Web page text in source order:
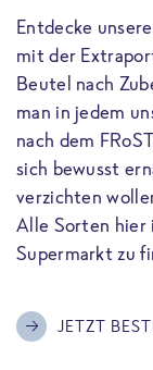
Entdecke
mit der
Beutel nach
man in jedem
nach dem
sich bewusst
verzichten
Alle Sorten hier
Supermarkt zu
JETZT